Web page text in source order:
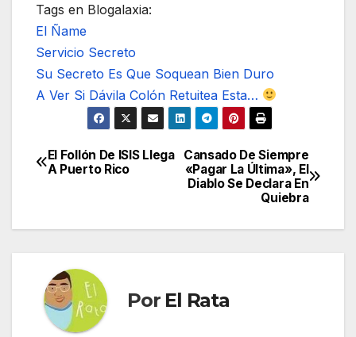
Tags en Blogalaxia:
El Ñame
Servicio Secreto
Su Secreto Es Que Soquean Bien Duro
A Ver Si Dávila Colón Retuitea Esta…
Navegación
entradas
Cansado De Siempre
«Pagar La Última», El
Diablo Se Declara En
Quiebra
El Follón De ISIS Llega
A Puerto Rico
Por El Rata